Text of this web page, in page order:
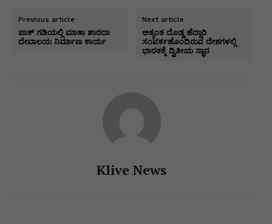
s
A
p
e
b
o
dI
n
e
er
gr
a
m
er
Li
n
ar
e
Previous article
ಪಾಕ್ ಗಡಿಯಲ್ಲಿ ಮಾತಾ ಶಾರದಾ
ದೇವಾಲಯ ನಿರ್ಮಾಣ ಕಾರ್ಯ
Next article
ಅತ್ಯಂತ ದೊಡ್ಡ ಹೆದ್ದಾರಿ
ಸಂಪರ್ಕಹೊಂದಿರುವ ದೇಶಗಳಲ್ಲಿ
ಭಾರತಕ್ಕೆ ದ್ವಿತೀಯ ಸ್ಥಾನ
Klive News